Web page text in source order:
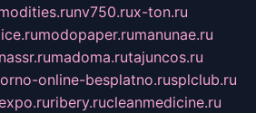
nv750.rux-ton.ru
modopaper.rumanunae.ru
madoma.rutajuncos.ru
online-besplatno.rusplclub.ru
ribery.rucleanmedicine.ru